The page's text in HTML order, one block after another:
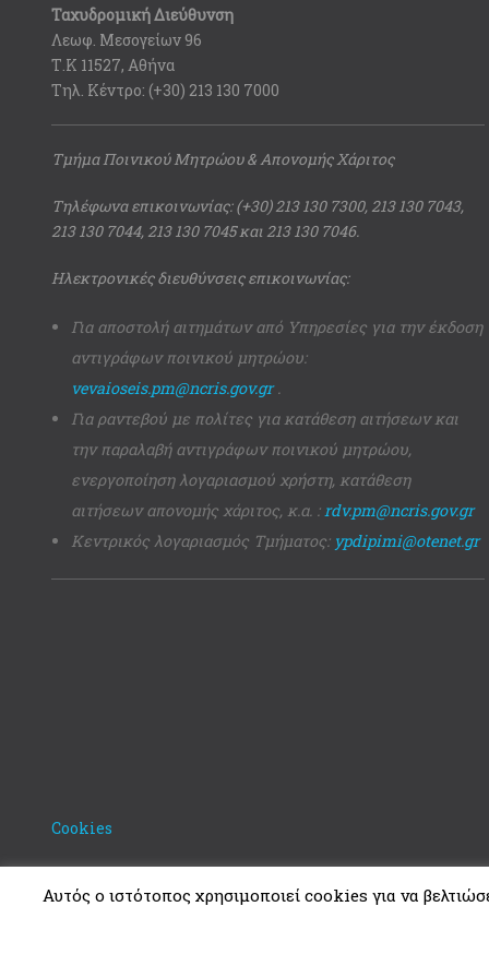
Ταχυδρομική Διεύθυνση
Λεωφ. Μεσογείων 96
Τ.Κ 11527, Αθήνα
Τηλ. Κέντρο: (+30) 213 130 7000
Τμήμα Ποινικού Μητρώου & Απονομής Χάριτος
Τηλέφωνα επικοινωνίας: (+30) 213 130 7300, 213 130 7043,
213 130 7044, 213 130 7045 και 213 130 7046.
Ηλεκτρονικές διευθύνσεις επικοινωνίας:
Για αποστολή αιτημάτων από Υπηρεσίες για την έκδοση
αντιγράφων ποινικού μητρώου:
vevaioseis.pm@ncris.gov.gr.
Για ραντεβού με πολίτες για κατάθεση αιτήσεων και
την παραλαβή αντιγράφων ποινικού μητρώου,
ενεργοποίηση λογαριασμού χρήστη, κατάθεση
αιτήσεων απονομής χάριτος, κ.α. :rdv.pm@ncris.gov.gr
Κεντρικός λογαριασμός Τμήματος: ypdipimi@otenet.gr
Cookies
Αυτός ο ιστότοπος χρησιμοποιεί cookies για να